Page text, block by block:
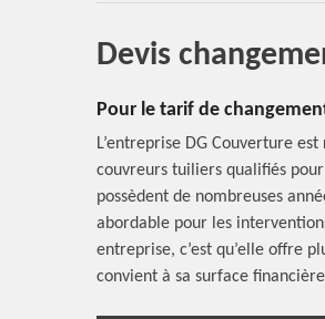
Devis
Pour le tarif de
L’entreprise DG Couverture
couvreurs tuiliers qualifiés
possèdent de nombreuses
abordable pour les
entreprise, c’est qu’elle offre
convient à sa surface